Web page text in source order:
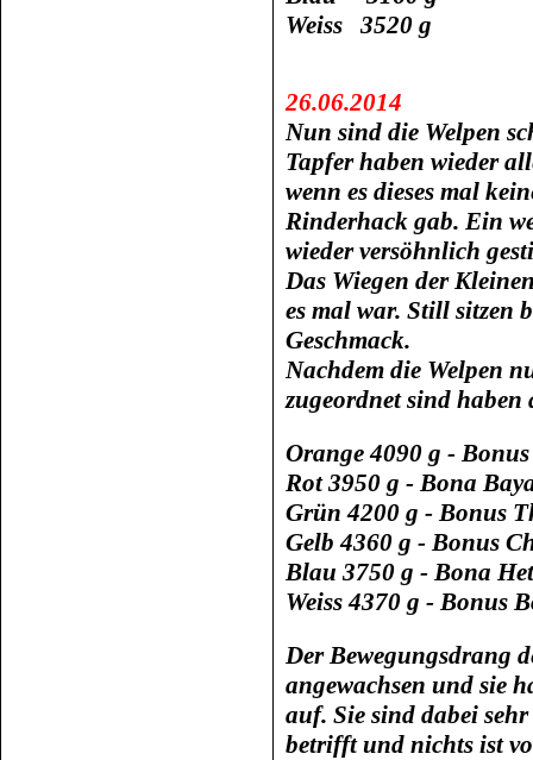
Weiss 3520 g
26.06.2014
Nun sind die Welpen
Tapfer haben wieder
wenn es dieses mal
Rinderhack gab. Ein
wieder versöhnlich
Das Wiegen der
es mal war. Still sitzen
Geschmack.
Nachdem die Welpen
zugeordnet sind
Orange 4090 g -
Rot 3950 g - Bona
Grün 4200 g - Bonus
Gelb 4360 g - Bonus
Blau 3750 g - Bona
Weiss 4370 g - Bonus
Der Bewegungsdrang
angewachsen und sie
auf. Sie sind dabei
betrifft und nichts ist